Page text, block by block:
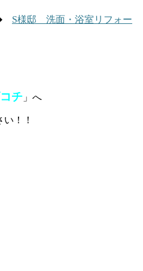
S様邸 洗面・浴室リフォー
チ 」へ
！！